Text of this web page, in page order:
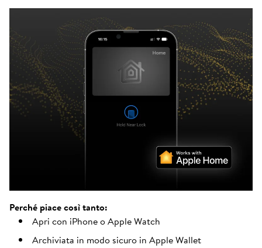
Perché piace così tanto:
Apri con iPhone o Apple Watch
Archiviata in modo sicuro in Apple Wallet